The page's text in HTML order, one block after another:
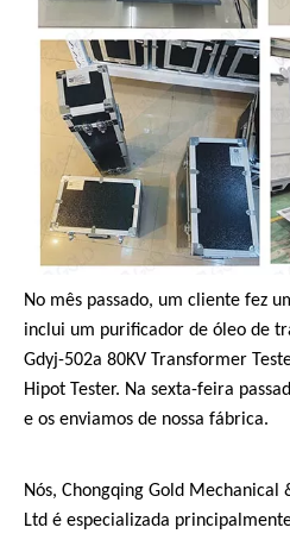
No mês passado, um cliente fez
inclui um purificador de óleo de
Gdyj-502a 80KV Transformer
Hipot Tester. Na sexta-feira
e os enviamos de nossa fábrica.
Nós, Chongqing Gold Mechanical
Ltd é especializada